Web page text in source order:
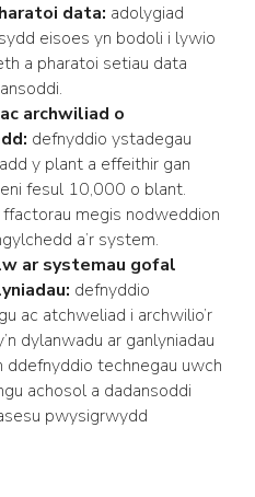
data: adolygiad
eisoes yn bodoli i lywio
a pharatoi setiau data
archwiliad o
defnyddio ystadegau
y plant a effeithir gan
fesul 10,000 o blant.
megis nodweddion
a’r system.
ar systemau gofal
defnyddio
ac atchweliad i archwilio’r
dylanwadu ar ganlyniadau
ddefnyddio technegau uwch
achosol a dadansoddi
pwysigrwydd